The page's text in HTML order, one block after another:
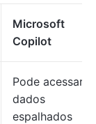
Microsoft
Copilot
Pode acessar
dados
espalhados